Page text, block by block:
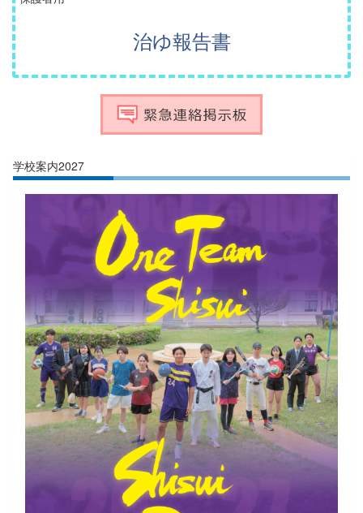
治ゆ報告書
学校案内2027